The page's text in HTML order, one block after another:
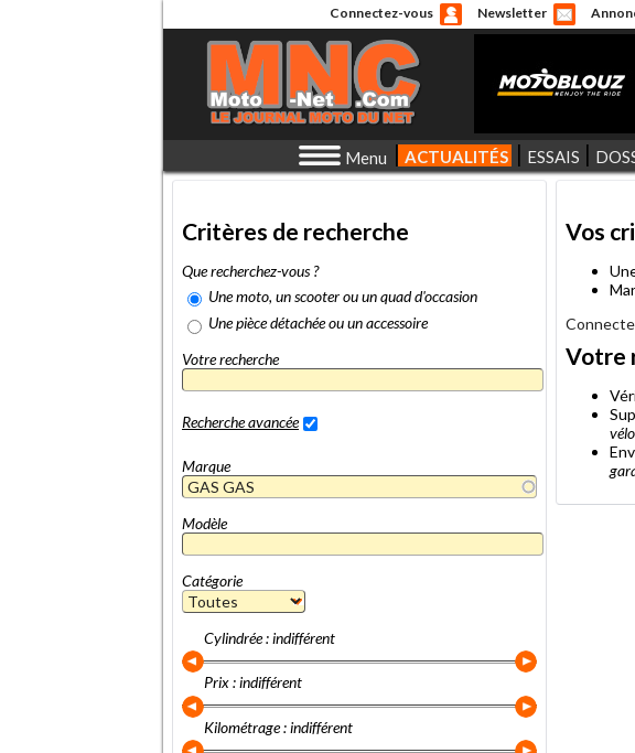
Connectez-vous Newsletter
Menu ACTUALITÉS ESSAIS
Critères de recherche
Que recherchez-vous ?
Une moto, un scooter ou un quad d'occasion
Une pièce détachée ou un accessoire
Votre recherche
Recherche avancée
Marque
Modèle
Catégorie
Cylindrée : indifférent
Prix : indifférent
Kilométrage : indifférent
Vos
Votre
vélo